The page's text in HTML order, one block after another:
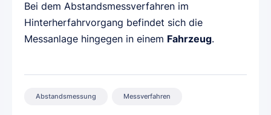
Bei dem Abstandsmessverfahren im
Hinterherfahrvorgang befindet sich die
Messanlage hingegen in einem Fahrzeug.
Abstandsmessung Messverfahren